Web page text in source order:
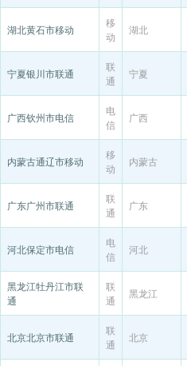
湖北黄石市移动
移
动
湖北
宁夏银川市联通
联
通
宁夏
广西钦州市电信
电
信
广西
内蒙古通辽市移动
移
动
内蒙古
广东广州市联通
联
通
广东
河北保定市电信
电
信
河北
黑龙江牡丹江市联
通
联
通
黑龙江
北京北京市联通
联
通
北京